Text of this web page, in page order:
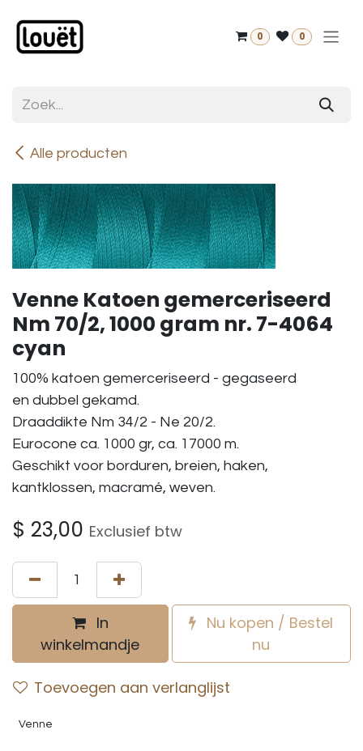
0 0
Alle producten
Venne Katoen gemerceriseerd
Nm 70/2, 1000 gram nr. 7-4064
cyan
100% katoen gemerceriseerd - gegaseerd
en dubbel gekamd.
Draaddikte Nm 34/2 - Ne 20/2.
Eurocone ca. 1000 gr, ca. 17000 m.
Geschikt voor borduren, breien, haken,
kantklossen, macramé, weven.
$ 23,00 Exclusief btw
In
winkelmandje
Nu kopen / Bestel
nu
Toevoegen aan verlanglijst
Venne